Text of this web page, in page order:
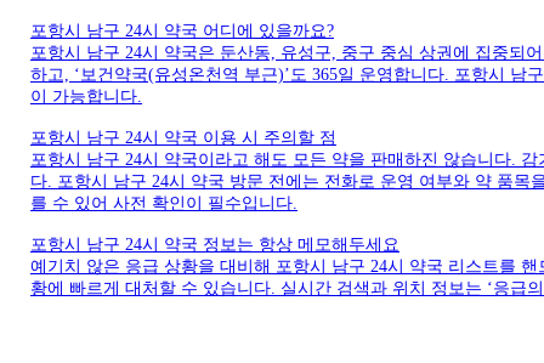
포항시 남구 24시 약국 어디에 있을까요?
포항시 남구 24시 약국은 둔산동, 유성구, 중구 중심 상권에 집중되
하고, ‘보건약국(유성온천역 부근)’도 365일 운영합니다. 포항시 남
이 가능합니다.
포항시 남구 24시 약국 이용 시 주의할 점
포항시 남구 24시 약국이라고 해도 모든 약을 판매하진 않습니다.
다. 포항시 남구 24시 약국 방문 전에는 전화로 운영 여부와 약 품
를 수 있어 사전 확인이 필수입니다.
포항시 남구 24시 약국 정보는 항상 메모해두세요
예기치 않은 응급 상황을 대비해 포항시 남구 24시 약국 리스트를
황에 빠르게 대처할 수 있습니다. 실시간 검색과 위치 정보는 ‘응급